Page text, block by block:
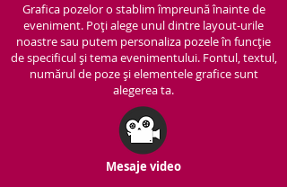
Grafica pozelor o stablim împreună înainte de
eveniment. Poți alege unul dintre layout-urile
noastre sau putem personaliza pozele în funcție
de specificul și tema evenimentului. Fontul, textul,
numărul de poze și elementele grafice sunt
alegerea ta.
Mesaje video